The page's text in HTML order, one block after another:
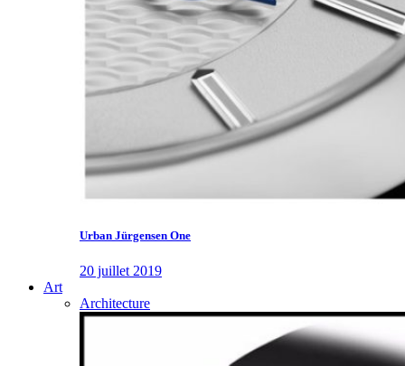
Urban Jürgensen One
20 juillet 2019
Art
Architecture